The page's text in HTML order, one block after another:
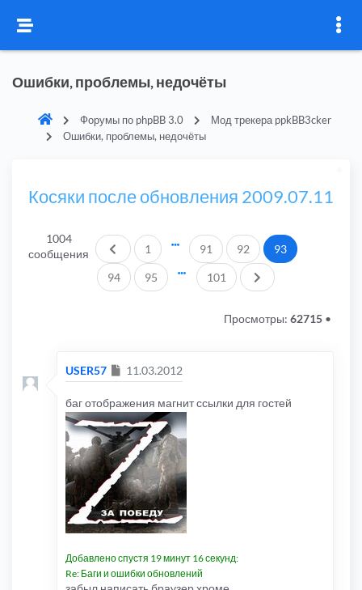
Ошибки, проблемы, недочёты
Форумы по phpBB 3.0
Мод трекера ppkBB3cker
Ошибки, проблемы, недочёты
Косяки после обновления 2009.07.11
1004
сообщения
Пред.1 91 92 93
94 95 101 След.
Просмотры: 62715 •
USER57 Сообщение
11.03.2012
баг отображения магнит ссылки для гостей
Добавлено спустя 19 минут 16 секунд:
Re: Баги и ошибки обновлений